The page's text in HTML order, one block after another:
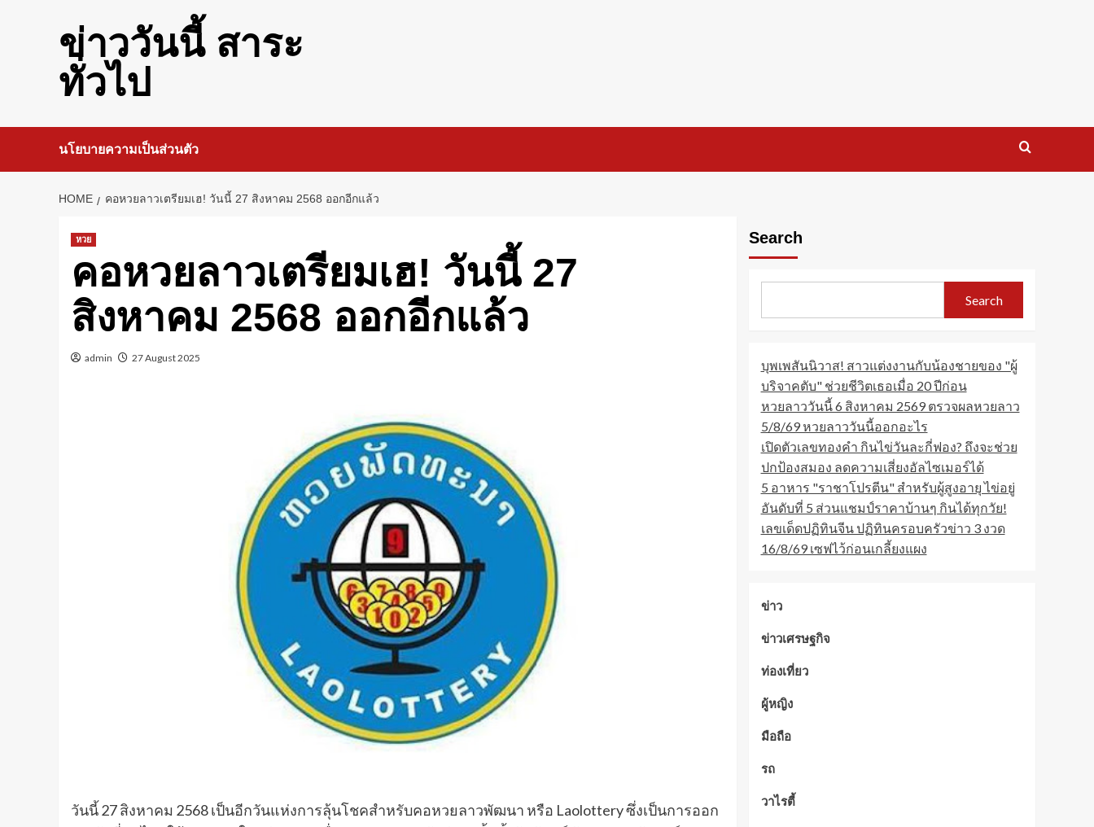
ข่าววันนี้ สาระ
ทั่วไป
นโยบายความเป็นส่วนตัว
HOME คอหวยลาวเตรียมเฮ! วันนี้ 27 สิงหาคม 2568 ออกอีกแล้ว
หวย
คอหวยลาวเตรียมเฮ! วันนี้ 27
สิงหาคม 2568 ออกอีกแล้ว
admin 27 August 2025
วันนี้ 27 สิงหาคม 2568 เป็นอีกวันแห่งการลุ้นโชคสำหรับคอหวยลาวพัฒนา หรือ Laolottery ซึ่งเป็นการออก
Search
Search
บุพเพสันนิวาส! สาวแต่งงานกับน้องชายของ "ผู้
บริจาคตับ" ช่วยชีวิตเธอเมื่อ 20 ปีก่อน
หวยลาววันนี้ 6 สิงหาคม 2569 ตรวจผลหวยลาว
5/8/69 หวยลาววันนี้ออกอะไร
เปิดตัวเลขทองคำ กินไข่วันละกี่ฟอง? ถึงจะช่วย
ปกป้องสมอง ลดความเสี่ยงอัลไซเมอร์ได้
5 อาหาร "ราชาโปรตีน" สำหรับผู้สูงอายุ ไข่อยู่
อันดับที่ 5 ส่วนแชมป์ราคาบ้านๆ กินได้ทุกวัย!
เลขเด็ดปฏิทินจีน ปฏิทินครอบครัวข่าว 3 งวด
16/8/69 เซฟไว้ก่อนเกลี้ยงแผง
ข่าว
ข่าวเศรษฐกิจ
ท่องเที่ยว
ผู้หญิง
มือถือ
รถ
วาไรตี้